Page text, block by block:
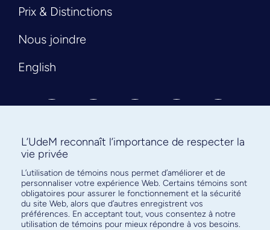
Prix & Distinctions
Nous joindre
English
Abonnez-vous à notre infolettre
pour connaître l’actualité facultaire
L’UdeM reconnaît l’importance de respecter la
vie privée
L’utilisation de témoins nous permet d’améliorer et de
personnaliser votre expérience Web. Certains témoins sont
obligatoires pour assurer le fonctionnement et la sécurité
du site Web, alors que d’autres enregistrent vos
préférences. En acceptant tout, vous consentez à notre
utilisation de témoins pour mieux répondre à vos besoins.